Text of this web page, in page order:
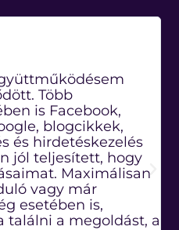
Több
is Facebook,
blogcikkek,
és hirdetéskezelés
jól teljesített, hogy
Maximálisan
vagy már
esetében is,
találni a megoldást, a